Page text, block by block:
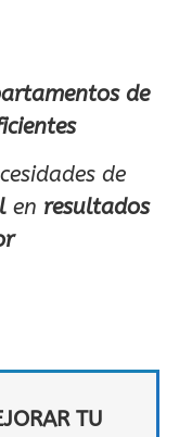
de
de
en resultados
TU